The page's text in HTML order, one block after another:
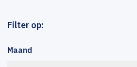
Filter op:
Maand